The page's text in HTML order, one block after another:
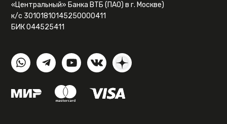
«Центральный» Банка ВТБ (ПАО) в г. Москве)
к/с 30101810145250000411
БИК 044525411